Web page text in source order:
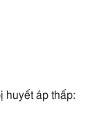
huyết áp thấp: